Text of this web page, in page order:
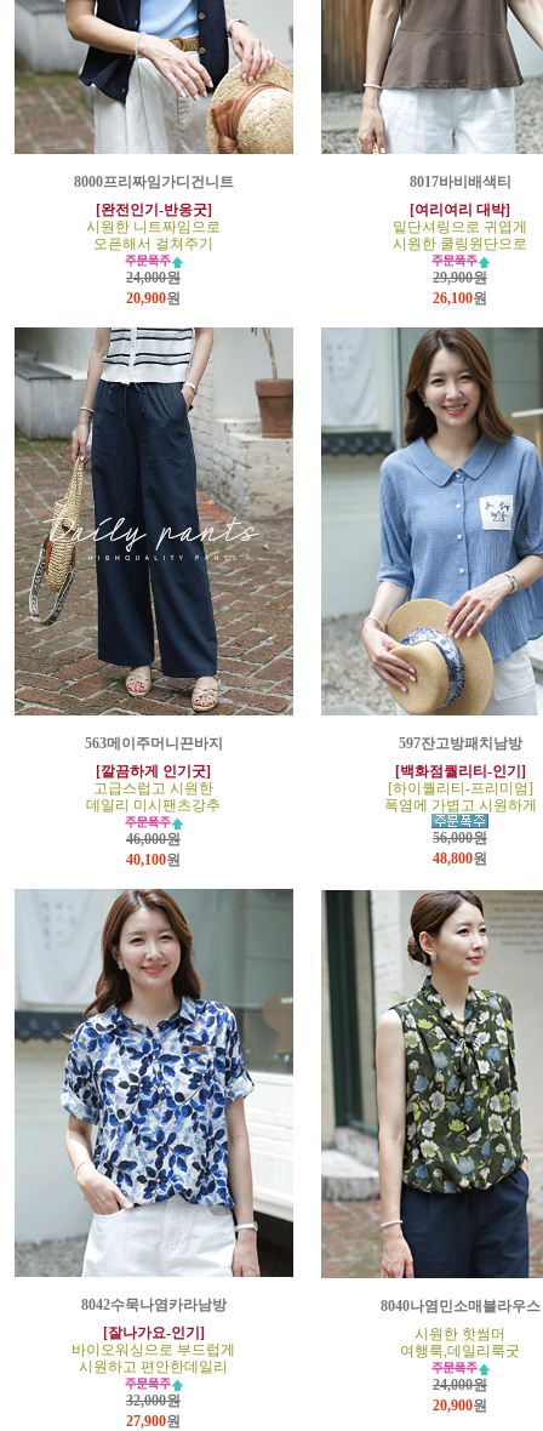
8000프리짜임가디건니트
[완전인기-반응굿]
시원한 니트짜임으로
오픈해서 걸쳐주기
24,000원
20,900원
8017바비배색티
[여리여리 대박]
밑단셔링으로 귀엽게
시원한 쿨링원단으로
29,900원
26,100원
563메이주머니끈바지
[깔끔하게 인기굿]
고급스럽고 시원한
데일리 미시팬츠강추
46,000원
40,100원
597잔고방패치남방
[백화점퀄리티-인기]
[하이퀄리티-프리미엄]
폭염에 가볍고 시원하게
56,000원
48,800원
8042수묵나염카라남방
[잘나가요-인기]
바이오워싱으로 부드럽게
시원하고 편안한데일리
32,000원
27,900원
8040나염민소매블라우스
시원한 핫썸머
여행룩,데일리룩굿
24,000원
20,900원